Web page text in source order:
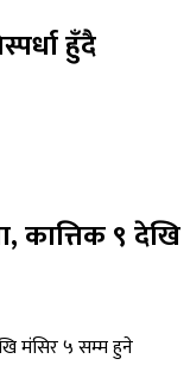
हुँदै
कात्तिक ९ देखि